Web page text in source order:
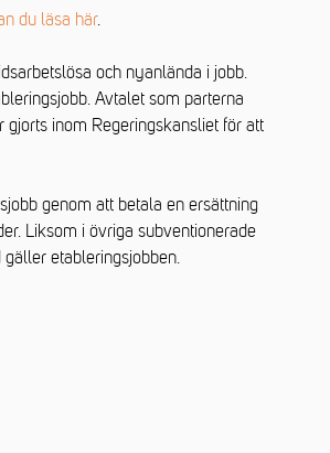
du läsa här.
och nyanlända i jobb.
Avtalet som parterna
inom Regeringskansliet för att
genom att betala en ersättning
Liksom i övriga subventionerade
etableringsjobben.